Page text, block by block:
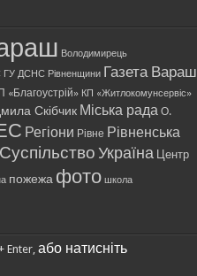
Володимирець
ГУ ДСНС Рівненщини Газета Вараш
«Благоустрій» КП «Житлокомунсервіс»
Скібчик Міська рада О.
Регіони Рівне Рівненська
Суспільство Україна Центр
пожежа фото школа
Enter, або натисніть